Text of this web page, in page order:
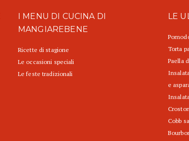
I MENU DI CUCINA DI
MANGIAREBENE
Ricette di stagione
Le occasioni speciali
Le feste tradizionali
LE
Torta
Paella
e
Cobb